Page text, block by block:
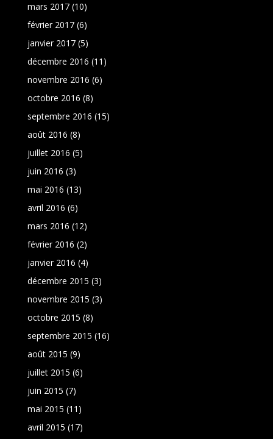
mars 2017(10)
février 2017(6)
janvier 2017(5)
décembre 2016 (11)
novembre 2016 (6)
octobre 2016 (8)
septembre 2016 (15)
août 2016 (8)
juillet 2016 (5)
juin 2016 (3)
mai 2016 (13)
avril 2016 (6)
mars 2016 (12)
février 2016 (2)
janvier 2016 (4)
décembre 2015 (3)
novembre 2015 (3)
octobre 2015 (8)
septembre 2015 (16)
août 2015 (9)
juillet 2015 (6)
juin 2015 (7)
mai 2015 (11)
avril 2015 (17)